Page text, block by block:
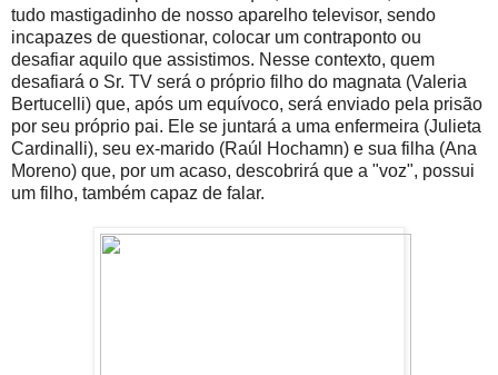
tudo mastigadinho de nosso aparelho televisor, sendo
incapazes de questionar, colocar um contraponto ou
desafiar aquilo que assistimos. Nesse contexto, quem
desafiará o Sr. TV será o próprio filho do magnata (Valeria
Bertucelli) que, após um equívoco, será enviado pela prisão
por seu próprio pai. Ele se juntará a uma enfermeira (Julieta
Cardinalli), seu ex-marido (Raúl Hochamn) e sua filha (Ana
Moreno) que, por um acaso, descobrirá que a "voz", possui
um filho, também capaz de falar.